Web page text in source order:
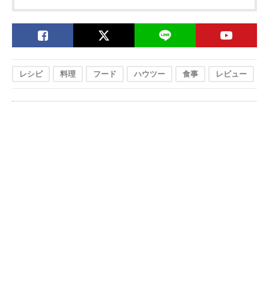
レシピ 料理 フード ハウツー 食事 レビュー